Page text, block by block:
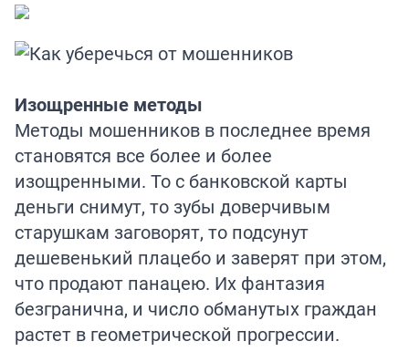
Изощренные методы
Методы мошенников в последнее время
становятся все более и более
изощренными. То с банковской карты
деньги снимут, то зубы доверчивым
старушкам заговорят, то подсунут
дешевенький плацебо и заверят при этом,
что продают панацею. Их фантазия
безгранична, и число обманутых граждан
растет в геометрической прогрессии.